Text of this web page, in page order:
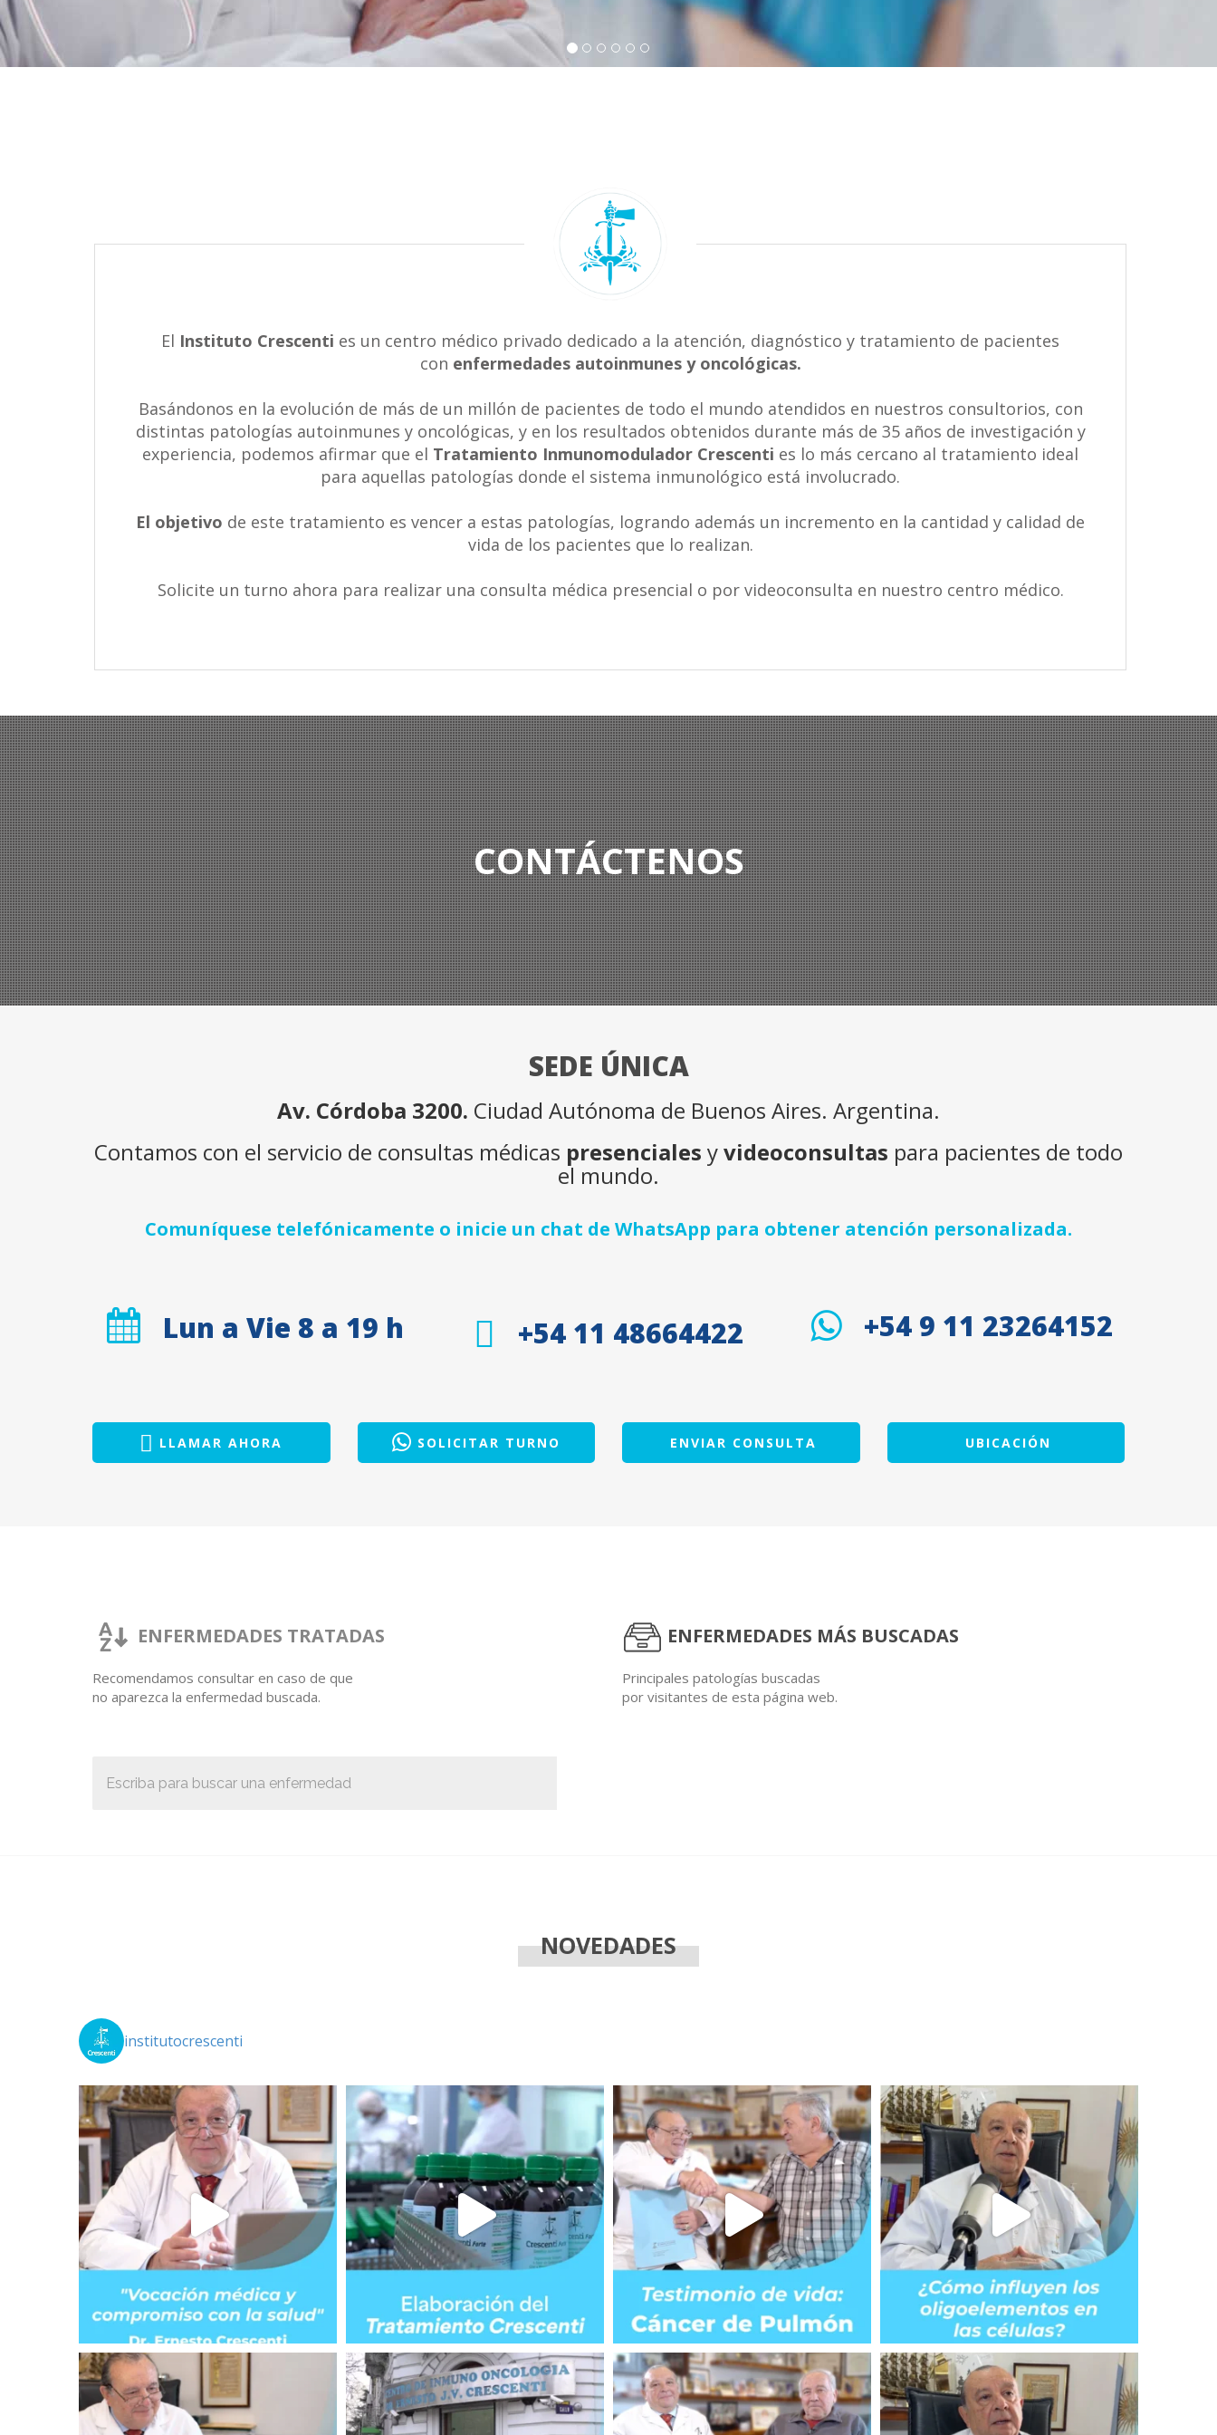
El Instituto Crescenti es un centro médico privado dedicado a la atención, diagnóstico y tratamiento de pacientes
con enfermedades autoinmunes y oncológicas.
Basándonos en la evolución de más de un millón de pacientes de todo el mundo atendidos en nuestros consultorios, con
distintas patologías autoinmunes y oncológicas, y en los resultados obtenidos durante más de 35 años de investigación y
experiencia, podemos afirmar que el Tratamiento Inmunomodulador Crescenti es lo más cercano al tratamiento ideal
para aquellas patologías donde el sistema inmunológico está involucrado.
El objetivo de este tratamiento es vencer a estas patologías, logrando además un incremento en la cantidad y calidad de
vida de los pacientes que lo realizan.
Solicite un turno ahora para realizar una consulta médica presencial o por videoconsulta en nuestro centro médico.
CONTÁCTENOS
SEDE ÚNICA
Av. Córdoba 3200. Ciudad Autónoma de Buenos Aires. Argentina.
Contamos con el servicio de consultas médicas presenciales yvideoconsultas para pacientes de todo
el mundo.
Comuníquese telefónicamente o inicie un chat de WhatsApp para obtener atención personalizada.
Lun a Vie 8 a 19 h +54 11 48664422 +54 9 11 23264152
LLAMAR AHORA SOLICITAR TURNO ENVIAR CONSULTA UBICACIÓN
ENFERMEDADES TRATADAS
Recomendamos consultar en caso de que
no aparezca la enfermedad buscada.
ENFERMEDADES MÁS BUSCADAS
Principales patologías buscadas
por visitantes de esta página web.
NOVEDADES
institutocrescenti